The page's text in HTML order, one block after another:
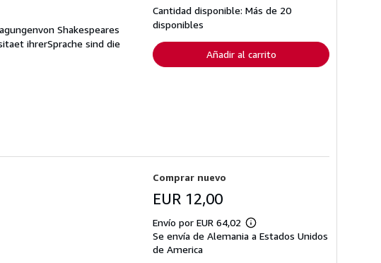
Shakespeares
ihrerSprache sind die
tarifas
de
Cantidad disponible: Más de 20
disponibles
Añadir al carrito
Comprar nuevo
EUR 12,00
Envío por EUR 64,02
Más
información
Se envía de Alemania a Estados Unidos
de America